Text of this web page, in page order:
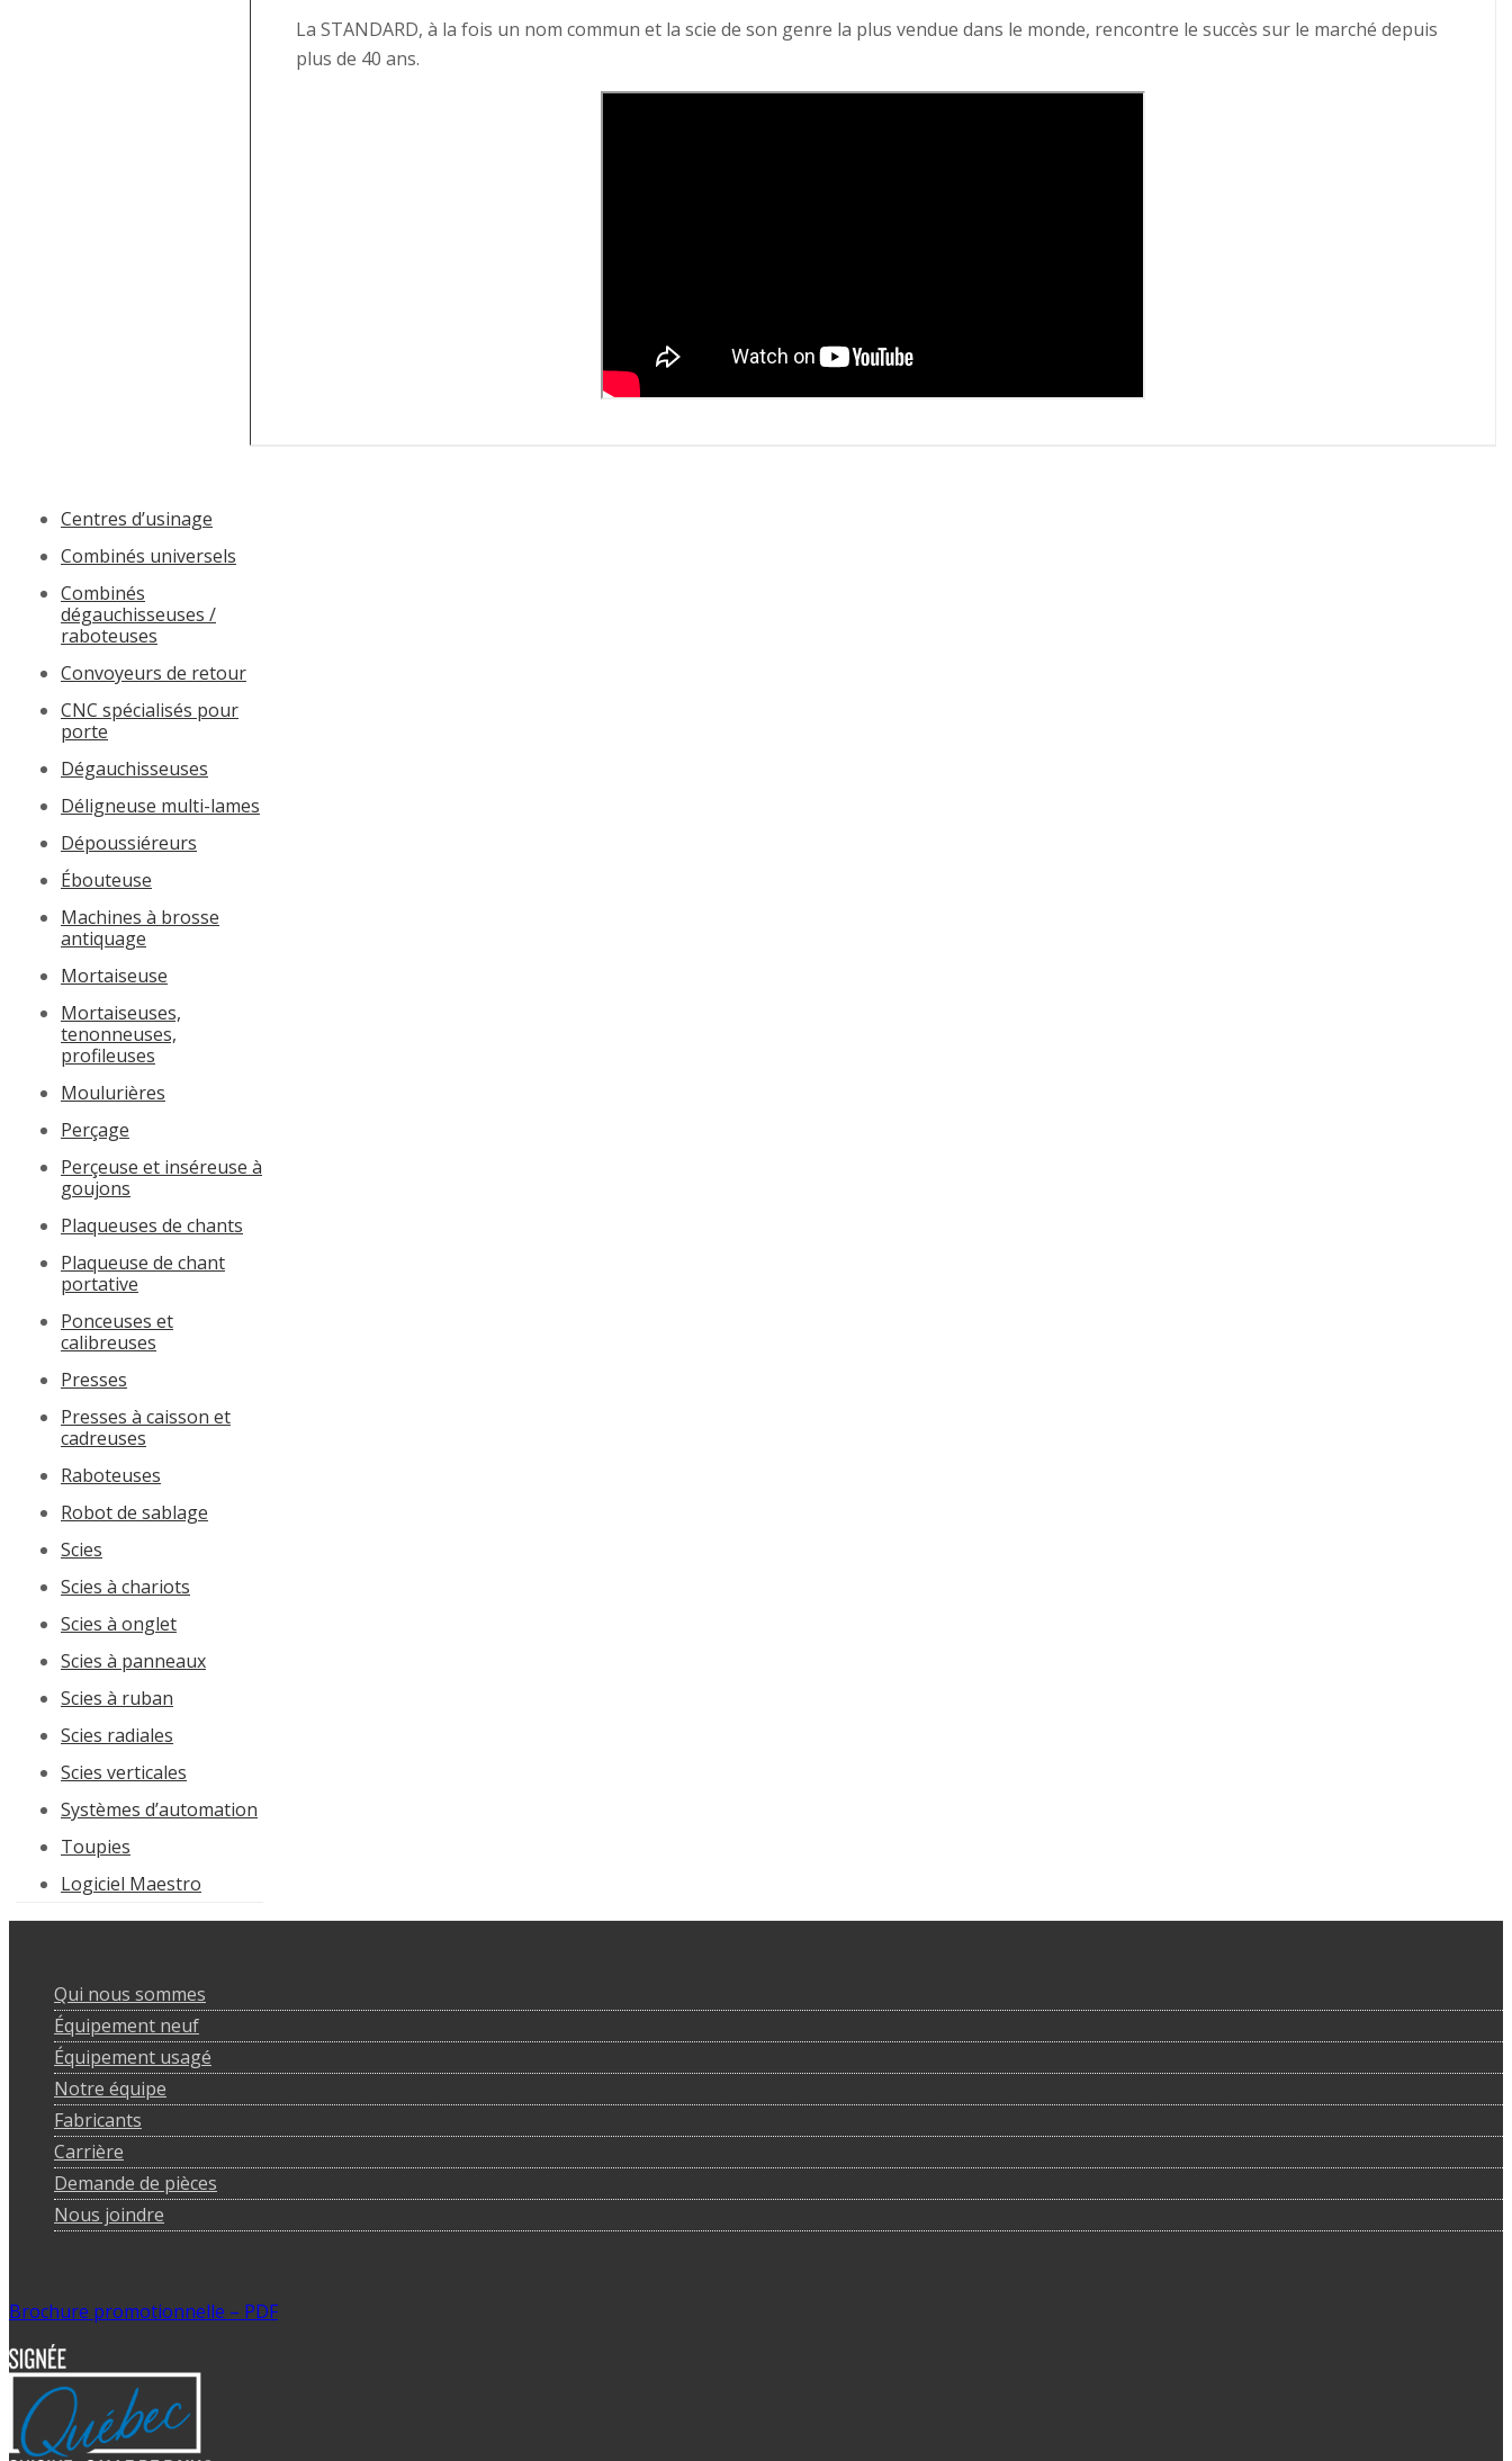
La STANDARD, à la fois un nom commun et la scie de son genre la plus vendue dans le monde, rencontre le succès sur le marché depuis
plus de 40 ans.
Centres d’usinage
Combinés universels
Combinés
dégauchisseuses /
raboteuses
Convoyeurs de retour
CNC spécialisés pour
porte
Dégauchisseuses
Déligneuse multi-lames
Dépoussiéreurs
Ébouteuse
Machines à brosse
antiquage
Mortaiseuse
Mortaiseuses,
tenonneuses,
profileuses
Moulurières
Perçage
Perçeuse et inséreuse à
goujons
Plaqueuses de chants
Plaqueuse de chant
portative
Ponceuses et
calibreuses
Presses
Presses à caisson et
cadreuses
Raboteuses
Robot de sablage
Scies
Scies à chariots
Scies à onglet
Scies à panneaux
Scies à ruban
Scies radiales
Scies verticales
Systèmes d’automation
Toupies
Logiciel Maestro
Qui nous sommes
Équipement neuf
Équipement usagé
Notre équipe
Fabricants
Carrière
Demande de pièces
Nous joindre
Brochure promotionnelle – PDF